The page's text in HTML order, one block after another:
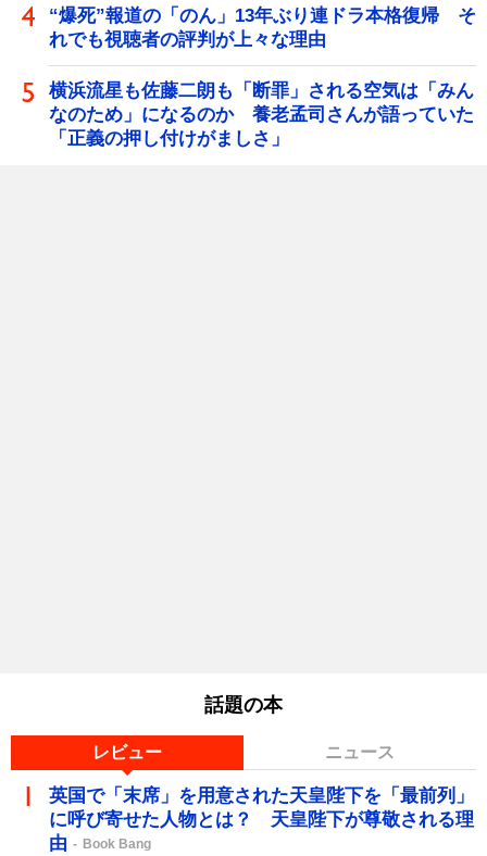
“爆死”報道の「のん」13年ぶり連ドラ本格復帰 そ
れでも視聴者の評判が上々な理由
横浜流星も佐藤二朗も「断罪」される空気は「みん
なのため」になるのか 養老孟司さんが語っていた
「正義の押し付けがましさ」
話題の本
レビュー ニュース
英国で「末席」を用意された天皇陛下を「最前列」
に呼び寄せた人物とは？ 天皇陛下が尊敬される理
由
Book Bang